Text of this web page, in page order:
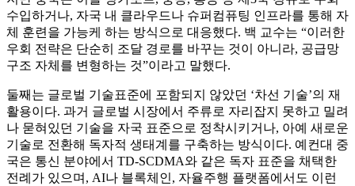
수입하거나, 자국 내 클라우드나 슈퍼컴퓨팅 인프라를 통해 자
체 훈련을 가능케 하는 방식으로 대응했다. 백 교수는 “이러한
우회 전략은 단순히 조달 경로를 바꾸는 것이 아니라, 공급망
구조 자체를 변형하는 것”이라고 말했다.
둘째는 글로벌 기술표준에 포함되지 않았던 ‘차선 기술’의 재
활용이다. 과거 글로벌 시장에서 주류로 자리잡지 못하고 밀려
나 묻혀있던 기술을 자국 표준으로 정착시키거나, 아예 새로운
기술로 전환해 독자적 생태계를 구축하는 방식이다. 예컨대 중
국은 통신 분야에서 TD-SCDMA와 같은 독자 표준을 채택한
전례가 있으며, AI나 블록체인, 자율주행 플랫폼에서도 이런